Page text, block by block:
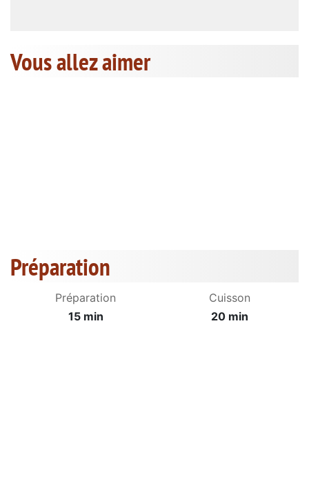
Vous allez aimer
Préparation
Préparation
15 min
Cuisson
20 min